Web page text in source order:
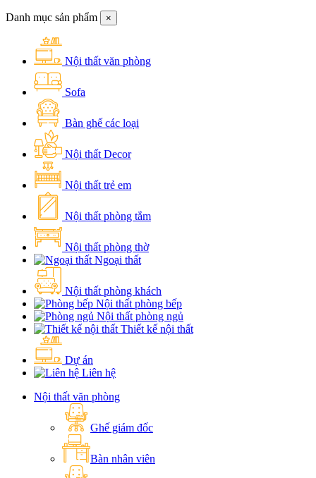
Danh mục sản phẩm ×
Nội thất văn phòng
Sofa
Bàn ghế các loại
Nội thất Decor
Nội thất trẻ em
Nội thất phòng tắm
Nội thất phòng thờ
Ngoại thất
Nội thất phòng khách
Nội thất phòng bếp
Nội thất phòng ngủ
Thiết kế nội thất
Dự án
Liên hệ
Nội thất văn phòng
Ghế giám đốc
Bàn nhân viên